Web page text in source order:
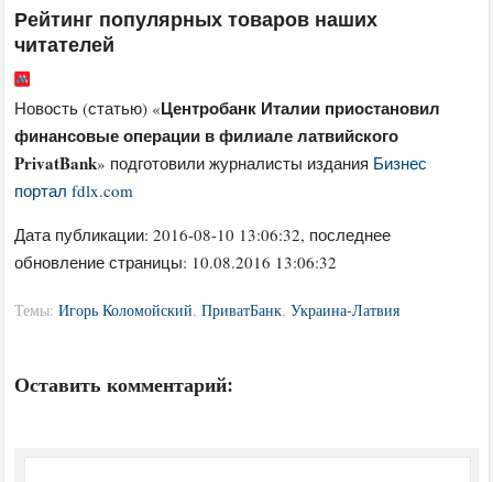
Рейтинг популярных товаров наших
читателей
Новость (статью) «Центробанк Италии приостановил
финансовые операции в филиале латвийского
PrivatBank» подготовили журналисты издания Бизнес
портал fdlx.com
Дата публикации:2016-08-10 13:06:32, последнее
обновление страницы: 10.08.2016 13:06:32
Темы:Игорь Коломойский,ПриватБанк,Украина-Латвия
Оставить комментарий: